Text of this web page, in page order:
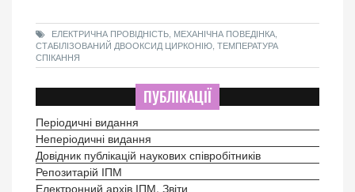
ЕЛЕКТРИЧНА ПРОВІДНІСТЬ, МЕХАНІЧНА ПОВЕДІНКА,
СТАБІЛІЗОВАНИЙ ДВООКСИД ЦИРКОНІЮ, ТЕМПЕРАТУРА
СПІКАННЯ
ПУБЛІКАЦІЇ
Періодичні видання
Неперіодичні видання
Довідник публікацій наукових співробітників
Репозитарій ІПМ
Електронний архів ІПМ. Звіти